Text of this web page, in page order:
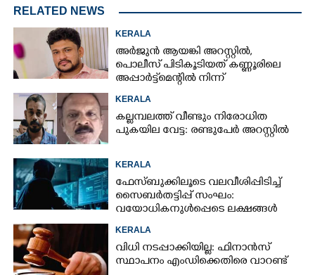
RELATED NEWS
KERALA
അർജുൻ ആയങ്കി അറസ്റ്റിൽ,
പൊലീസ് പിടികൂടിയത് കണ്ണൂരിലെ
അപ്പാർട്ട്‌മെന്റിൽ നിന്ന്
KERALA
കല്ലമ്പലത്ത് വീണ്ടും നിരോധിത
പുകയില വേട്ട: രണ്ടുപേർ അറസ്റ്റിൽ
KERALA
ഫേസ്ബുക്കിലൂടെ വലവീശിപ്പിടിച്ച്
സൈബർതട്ടിപ്പ് സംഘം:
വയോധികനുൾപ്പെടെ ലക്ഷങ്ങൾ
KERALA
വിധി നടപ്പാക്കിയില്ല: ഫിനാൻസ്
സ്ഥാപനം എംഡിക്കെതിരെ വാറണ്ട്